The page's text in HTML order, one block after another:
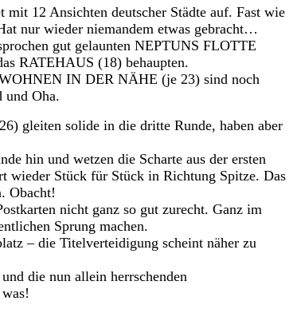
mit 12 Ansichten deutscher Städte auf. Fast wie
nur wieder niemandem etwas gebracht…
gut gelaunten NEPTUNS FLOTTE
RATEHAUS (18) behaupten.
IN DER NÄHE (je 23) sind noch
und Oha.
gleiten solide in die dritte Runde, haben aber
hin und wetzen die Scharte aus der ersten
Stück für Stück in Richtung Spitze. Das
Obacht!
nicht ganz so gut zurecht. Ganz im
Sprung machen.
– die Titelverteidigung scheint näher zu
die nun allein herrschenden